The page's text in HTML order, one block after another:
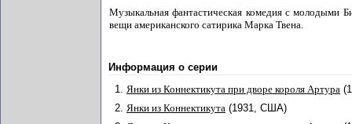
Музыкальная фантастическая комедия с молодыми
вещи американского сатирика Марка Твена.
Информация о серии
1. Янки из Коннектикута при дворе короля Артура
2. Янки из Коннектикута (1931, США)